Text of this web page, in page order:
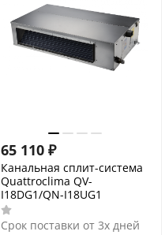
65 110 ₽
Канальная сплит-система
Quattroclima QV-
I18DG1/QN-I18UG1
Срок поставки от 3х дней